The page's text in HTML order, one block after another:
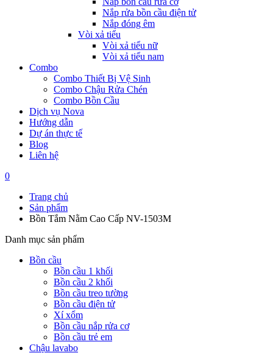
Nắp rửa bồn cầu điện tử
Nắp đóng êm
Vòi xả tiểu
Vòi xả tiểu nữ
Vòi xả tiểu nam
Combo
Combo Thiết Bị Vệ Sinh
Combo Chậu Rửa Chén
Combo Bồn Cầu
Dịch vụ Nova
Hướng dẫn
Dự án thực tế
Blog
Liên hệ
0
Trang chủ
Sản phẩm
Bồn Tắm Nằm Cao Cấp NV-1503M
Danh mục sản phẩm
Bồn cầu
Bồn cầu 1 khối
Bồn cầu 2 khối
Bồn cầu treo tường
Bồn cầu điện tử
Xí xổm
Bồn cầu nắp rửa cơ
Bồn cầu trẻ em
Chậu lavabo